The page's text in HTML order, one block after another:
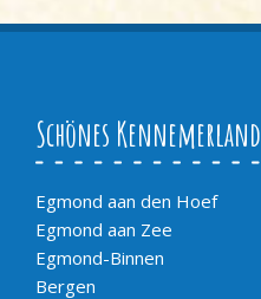
Schönes Kennemerland
Egmond aan den Hoef
Egmond aan Zee
Egmond-Binnen
Bergen